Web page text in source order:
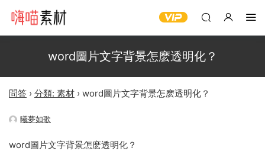
word圖片文字背景怎麽透明化？
問答 › 分類: 素材 › word圖片文字背景怎麽透明化？
曦夢如歌
word圖片文字背景怎麽透明化？